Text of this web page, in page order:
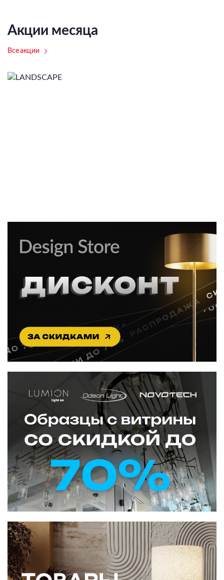
Акции месяца
Все акции